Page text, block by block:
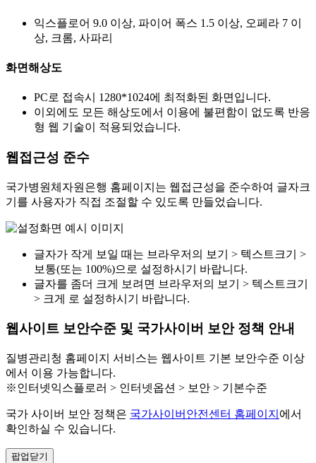
익스플로어 9.0 이상, 파이어 폭스 1.5 이상, 오페라 7 이
상, 크롬, 사파리
화면해상도
PC로 접속시 1280*1024에 최적화된 화면입니다.
이외에도 모든 해상도에서 이용에 불편함이 없도록 반응
형 웹 기술이 적용되었습니다.
웹접근성 준수
국가병원체자원은행 홈페이지는 웹접근성을 준수하여 글자크
기를 사용자가 직접 조절할 수 있도록 만들었습니다.
글자가 작게 보일 때는 브라우저의 보기 > 텍스트크기 >
보통(또는 100%)으로 설정하시기 바랍니다.
글자를 좀더 크게 보려면 브라우저의 보기 > 텍스트크기
> 크게 로 설정하시기 바랍니다.
웹사이트 보안수준 및 국가사이버 보안 정책 안내
질병관리청 홈페이지 서비스는 웹사이트 기본 보안수준 이상
에서 이용 가능합니다.
※인터넷익스플로러 > 인터넷옵션 > 보안 > 기본수준
국가 사이버 보안 정책은 국가사이버안전센터 홈페이지 에서
확인하실 수 있습니다.
팝업닫기